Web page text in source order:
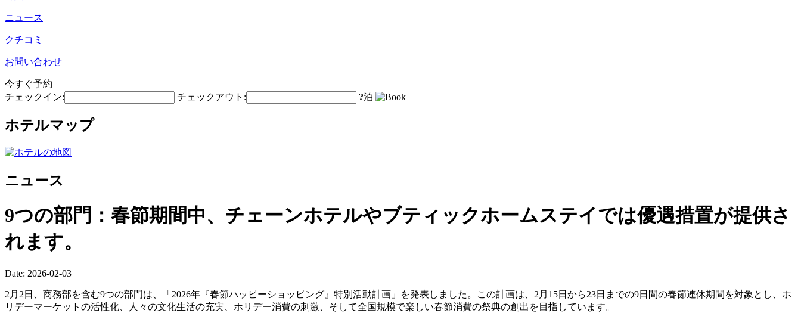
ニュース
クチコミ
お問い合わせ
今すぐ予約
チェックイン:
チェックアウト: ?泊
ホテルマップ
ニュース
9つの部門：春節期間中、チェーンホテルやブティックホームステイでは優遇措置が提供さ
れます。
Date: 2026-02-03
2月2日、商務部を含む9つの部門は、「2026年『春節ハッピーショッピング』特別活動計画」を発表しました。この計画は、2月15日から23日までの9日間の春節連休期間を対象とし、ホ
リデーマーケットの活性化、人々の文化生活の充実、ホリデー消費の刺激、そして全国規模で楽しい春節消費の祭典の創出を目指しています。